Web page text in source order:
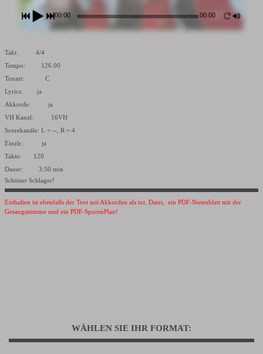
00:00 00:00
Takt: 4/4
Tempo: 126.00
Tonart: C
Lyrics: ja
Akkorde: ja
VH Kanal: 16VH
Scorekanäle: L = --, R = 4
Einzlr.: ja
Takte: 120
Dauer: 3:50 min
Schöner Schlager!
Enthalten ist ebenfalls der Text mit Akkorden als txt. Datei, ein PDF-Notenblatt mit der
Gesangsstimme und ein PDF-SpurenPlan!
WÄHLEN SIE IHR FORMAT: